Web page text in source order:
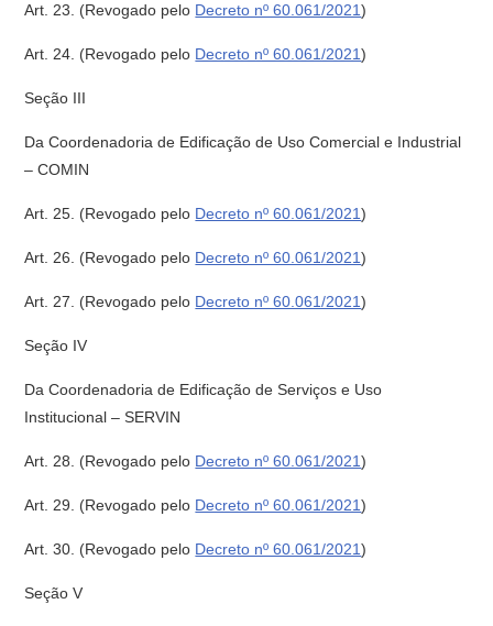
Art. 23. (Revogado pelo Decreto nº 60.061/2021)
Art. 24. (Revogado pelo Decreto nº 60.061/2021)
Seção III
Da Coordenadoria de Edificação de Uso Comercial e Industrial
– COMIN
Art. 25. (Revogado pelo Decreto nº 60.061/2021)
Art. 26. (Revogado pelo Decreto nº 60.061/2021)
Art. 27. (Revogado pelo Decreto nº 60.061/2021)
Seção IV
Da Coordenadoria de Edificação de Serviços e Uso
Institucional – SERVIN
Art. 28. (Revogado pelo Decreto nº 60.061/2021)
Art. 29. (Revogado pelo Decreto nº 60.061/2021)
Art. 30. (Revogado pelo Decreto nº 60.061/2021)
Seção V